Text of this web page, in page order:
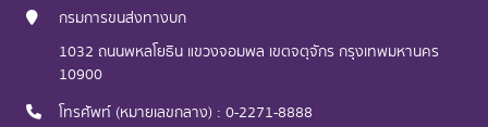
กรมการขนส่งทางบก
1032 ถนนพหลโยธิน แขวงจอมพล เขตจตุจักร กรุงเทพมหานคร
10900
โทรศัพท์ (หมายเลขกลาง) : 0-2271-8888